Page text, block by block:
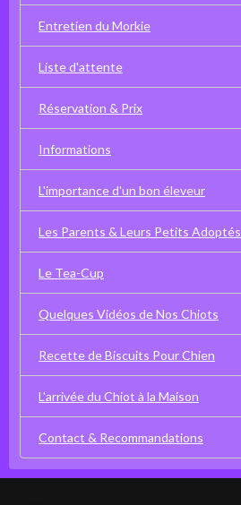
Entretien du Morkie
Liste d'attente
Réservation & Prix
Informations
L'importance d'un bon éleveur
Les Parents & Leurs Petits Adoptés
Le Tea-Cup
Quelques Vidéos de Nos Chiots
Recette de Biscuits Pour Chien
L'arrivée du Chiot à la Maison
Contact & Recommandations